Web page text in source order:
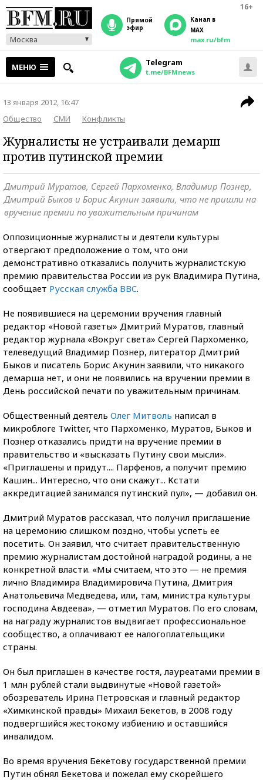
16+
Москва
прямой
эфир
Канал в
MAX
max.ru/bfm
МЕНЮ Telegram
t.me/BFMnews
13 января 2012, 16:47
Общество
СМИ Конфликты
Журналисты не устраивали демарш
против путинской премии
Дмитрий Муратов, Сергей Пархоменко, Владимир Познер,
Дмитрий Быков и Борис Акунин заявили, что не пришли на
вручение премии по уважительным причинам
Оппозиционные журналисты и деятели культуры
отвергают предположение о том, что они
демонстративно отказались получить журналистскую
премию правительства России из рук Владимира Путина,
сообщает Русская служба BBC.
Не появившиеся на церемонии вручения главный
редактор «Новой газеты» Дмитрий Муратов, главный
редактор журнала «Вокруг света» Сергей Пархоменко,
телеведущий Владимир Познер, литератор Дмитрий
Быков и писатель Борис Акунин заявили, что никакого
демарша нет, и они не появились на вручении премии в
День российской печати по уважительным причинам.
Общественный деятель Олег Митволь написал в
микроблоге Twitter, что Пархоменко, Муратов, Быков и
Познер отказались придти на вручение премии в
правительство и «высказать Путину свои мысли».
«Приглашены и придут.... Парфенов, а получит премию
Кашин... Интересно, что они скажут... Кстати
аккредитацией занимался путинский пул», — добавил он.
Дмитрий Муратов рассказал, что получил приглашение
на церемонию слишком поздно, чтобы успеть ее
посетить. Он заявил, что считает правительственную
премию журналистам достойной наградой родины, а не
конкретной власти. «Мы считаем, что это — не премия
лично Владимира Владимировича Путина, Дмитрия
Анатольевича Медведева, или, там, министра культуры
господина Авдеева», — отметил Муратов. По его словам,
на награду журналистов выдвигает профессиональное
сообщество, а оплачивают ее налогоплательщики
страны.
Он был приглашен в качестве гостя, лауреатами премии в
1 млн рублей стали выдвинутые «Новой газетой»
обозреватель Ирина Петровская и главный редактор
«Химкинской правды» Михаил Бекетов, в 2008 году
подвергшийся жестокому избиению и оставшийся
инвалидом.
Во время вручения Бекетову государственной премии
Путин обнял Бекетова и пожелал ему скорейшего